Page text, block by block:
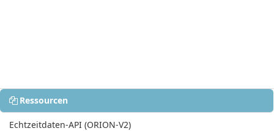
Ressourcen
Echtzeitdaten-API (ORION-V2)